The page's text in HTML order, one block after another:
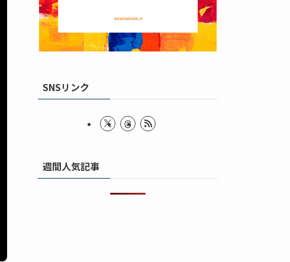
SNSリンク
週間人気記事